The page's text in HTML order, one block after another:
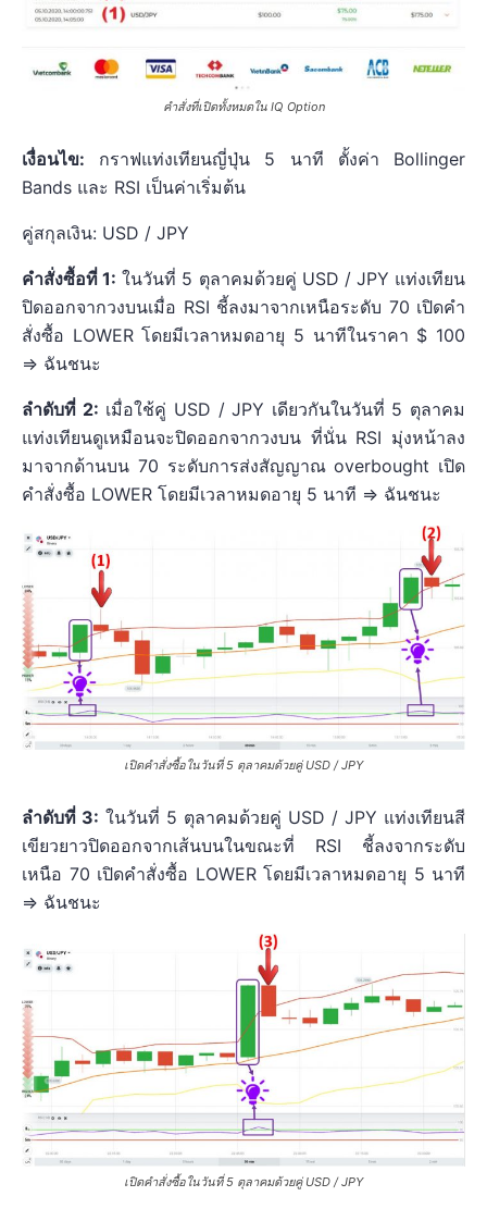
คำสั่งที่เปิดทั้งหมดใน IQ Option
เงื่อนไข:
กราฟแท่งเทียนญี่ปุ่น 5 นาที ตั้งค่า Bollinger
Bands และ RSI เป็นค่าเริ่มต้น
คู่สกุลเงิน: USD / JPY
คำสั่งซื้อที่ 1: ในวันที่ 5 ตุลาคมด้วยคู่ USD / JPY แท่งเทียน
ปิดออกจากวงบนเมื่อ RSI ชี้ลงมาจากเหนือระดับ 70 เปิดคำ
สั่งซื้อ LOWER โดยมีเวลาหมดอายุ 5 นาทีในราคา $ 100
=> ฉันชนะ
ลำดับที่ 2: เมื่อใช้คู่ USD / JPY เดียวกันในวันที่ 5 ตุลาคม
แท่งเทียนดูเหมือนจะปิดออกจากวงบน ที่นั่น RSI มุ่งหน้าลง
มาจากด้านบน 70 ระดับการส่งสัญญาณ overbought เปิด
คำสั่งซื้อ LOWER โดยมีเวลาหมดอายุ 5 นาที => ฉันชนะ
เปิดคำสั่งซื้อในวันที่ 5 ตุลาคมด้วยคู่ USD / JPY
ลำดับที่ 3: ในวันที่ 5 ตุลาคมด้วยคู่ USD / JPY แท่งเทียนสี
เขียวยาวปิดออกจากเส้นบนในขณะที่ RSI ชี้ลงจากระดับ
เหนือ 70 เปิดคำสั่งซื้อ LOWER โดยมีเวลาหมดอายุ 5 นาที
=> ฉันชนะ
เปิดคำสั่งซื้อในวันที่ 5 ตุลาคมด้วยคู่ USD / JPY